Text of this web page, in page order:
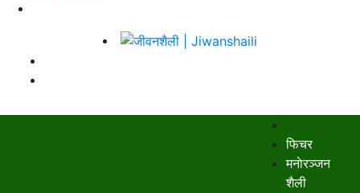
फिचर
मनाेरञ्जन
शैली